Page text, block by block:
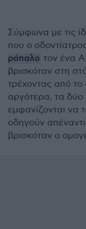
Σύμφωνα με τις
που ο
ρόπαλο τον ένα
βρισκόταν στη
τρέχοντας από το
αργότερα, τα
εμφανίζονται να
οδηγούν
βρισκόταν ο